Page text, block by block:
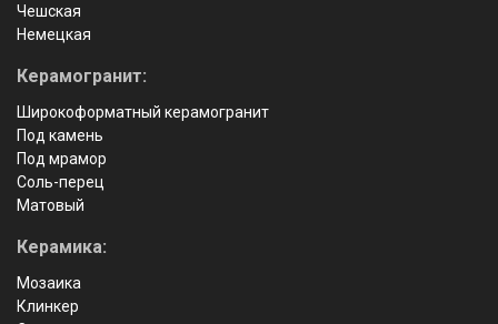
Чешская
Немецкая
Керамогранит:
Широкоформатный керамогранит
Под камень
Под мрамор
Соль-перец
Матовый
Керамика:
Мозаика
Клинкер